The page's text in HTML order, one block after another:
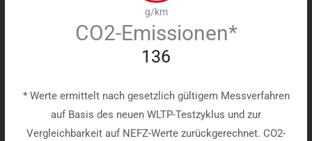
g/km
CO2-Emissionen*
136
* Werte ermittelt nach gesetzlich gültigem Messverfahren
auf Basis des neuen WLTP-Testzyklus und zur
Vergleichbarkeit auf NEFZ-Werte zurückgerechnet. CO2-